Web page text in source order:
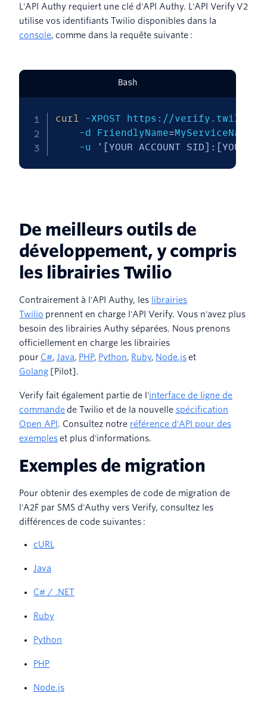
L'API Authy requiert une clé d'API Authy. L'API Verify V2
utilise vos identifiants Twilio disponibles dans la
console, comme dans la requête suivante :
Bash
curl -XPOST https://
-d
FriendlyName=MyServiceName
-u
'[YOUR ACCOUNT SID]:[YOUR
De meilleurs outils de
développement, y compris
les librairies Twilio
Contrairement à l'API Authy, les librairies
Twilio prennent en charge l'API Verify. Vous n'avez plus
besoin des librairies Authy séparées. Nous prenons
officiellement en charge les librairies
pour C#, Java, PHP, Python, Ruby, Node.jset
Golang [Pilot].
Verify fait également partie de l'interface de ligne de
commandede Twilio et de la nouvelle spécification
Open API . Consultez notre référence d'API pour des
exempleset plus d'informations.
Exemples de migration
Pour obtenir des exemples de code de migration de
l'A2F par SMS d'Authy vers Verify, consultez les
différences de code suivantes :
cURL
Java
C# / .NET
Ruby
Python
PHP
Node.js